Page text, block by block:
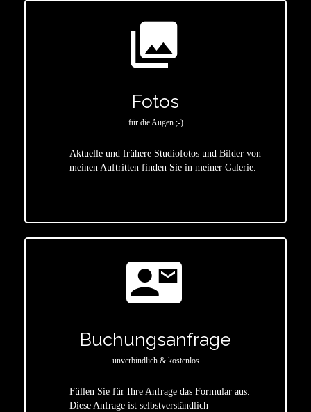
photo_library
Fotos
für die Augen ;-)
Aktuelle und frühere Studiofotos und Bilder von
meinen Auftritten finden Sie in meiner Galerie.
contact_mail
Buchungsanfrage
unverbindlich & kostenlos
Füllen Sie für Ihre Anfrage das Formular aus.
Diese Anfrage ist selbstverständlich